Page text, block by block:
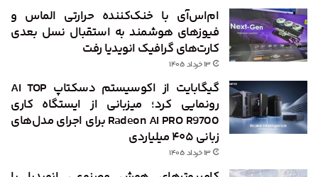
ام‌اس‌آی با خنک‌کننده حرارتی الماس و
فیوزهای هوشمند به استقبال نسل بعدی
کارت‌های گرافیک انویدیا رفت
۱۳ خرداد ۱۴۰۵
گیگابایت از اکوسیستم دسکتاپ AI TOP
رونمایی کرد؛ میزبانی از ایستگاه کاری
Radeon AI PRO R9700 برای اجرای مدل‌های
زبانی ۴۰۵ میلیاردی
۱۳ خرداد ۱۴۰۵